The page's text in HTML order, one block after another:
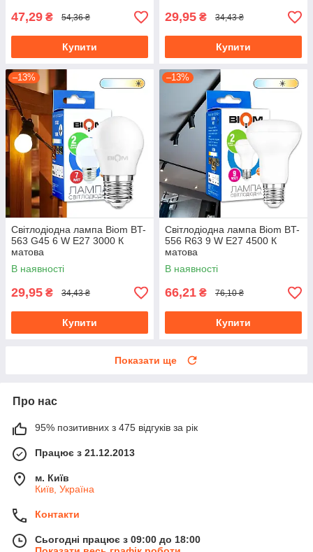
47,29 ₴ 54,36 ₴
Купити
29,95 ₴ 34,43 ₴
Купити
–13%
Світлодіодна лампа Biom BT-
563 G45 6 W E27 3000 К
матова
В наявності
29,95 ₴ 34,43 ₴
Купити
–13%
Світлодіодна лампа Biom BT-
556 R63 9 W E27 4500 К
матова
В наявності
66,21 ₴ 76,10 ₴
Купити
Показати ще
Про нас
95% позитивних з 475 відгуків за рік
Працює з 21.12.2013
м. Київ
Київ, Україна
Контакти
Сьогодні працює з 09:00 до 18:00